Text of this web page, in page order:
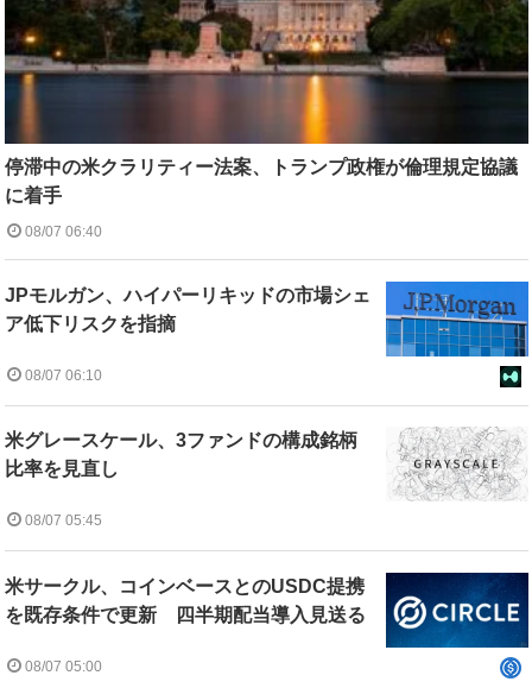
停滞中の米クラリティー法案、トランプ政権が倫理規定協議
に着手
08/07 06:40
JPモルガン、ハイパーリキッドの市場シェ
ア低下リスクを指摘
08/07 06:10
米グレースケール、3ファンドの構成銘柄
比率を見直し
08/07 05:45
米サークル、コインベースとのUSDC提携
を既存条件で更新 四半期配当導入見送る
08/07 05:00